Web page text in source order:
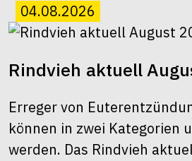
04.08.2026
Rindvieh aktuell
Erreger von
können in zwei Kategorien
werden. Das Rindvieh